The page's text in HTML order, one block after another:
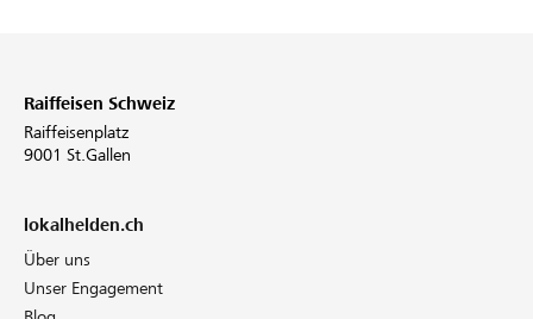
Raiffeisen Schweiz
Raiffeisenplatz
9001 St.Gallen
lokalhelden.ch
Über uns
Unser Engagement